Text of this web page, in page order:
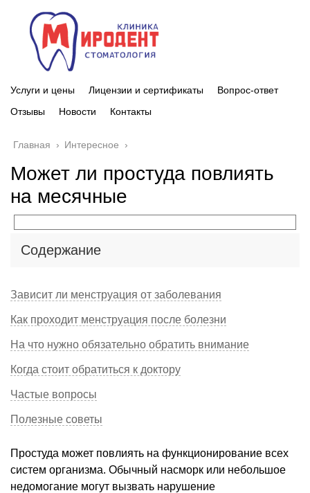
Услуги и цены Лицензии и сертификаты
Вопрос-ответ
Отзывы
Новости Контакты
Главная › Интересное ›
Может ли простуда повлиять
на месячные
Содержание
Зависит ли менструация от заболевания
Как проходит менструация после болезни
На что нужно обязательно обратить внимание
Когда стоит обратиться к доктору
Частые вопросы
Полезные советы
Простуда может повлиять на функционирование всех
систем организма. Обычный насморк или небольшое
недомогание могут вызвать нарушение